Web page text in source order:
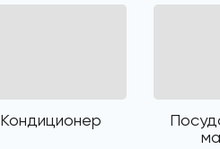
Кондиционер